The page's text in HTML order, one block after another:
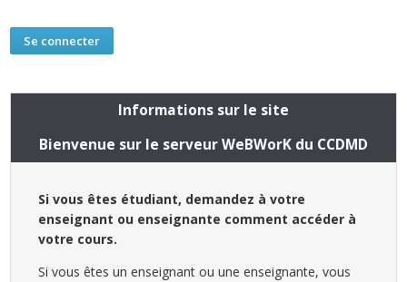
Informations sur le site
Bienvenue sur le serveur WeBWorK du CCDMD
Si vous êtes étudiant, demandez à votre
enseignant ou enseignante comment accéder à
votre cours.
Si vous êtes un enseignant ou une enseignante, vous